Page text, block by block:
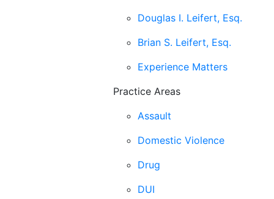
Douglas I. Leifert, Esq.
Brian S. Leifert, Esq.
Experience Matters
Practice Areas
Assault
Domestic Violence
Drug
DUI